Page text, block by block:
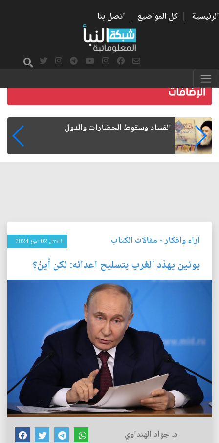
الرئيسية | كل المواضيع | اتصل بنا
رواتب الموظفين على صفيح ساخن
آراء وافكار- مقالات الكتاب الثلاثاء 02 تموز 2024
بوتين يهدّد الغرب بتسليح اعدائه: لكن أينْ؟
د. جواد الهنداوي